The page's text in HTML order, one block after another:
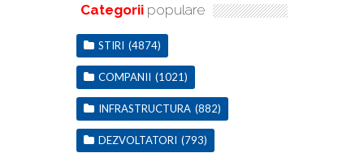
Categorii populare
STIRI (4874)
COMPANII (1021)
INFRASTRUCTURA (882)
DEZVOLTATORI (793)